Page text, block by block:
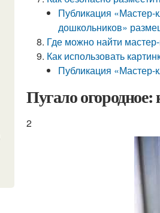
Публикация «Мастер-
дошкольников»
Где можно найти
Как использовать
Публикация «Мастер-
Пугало
2